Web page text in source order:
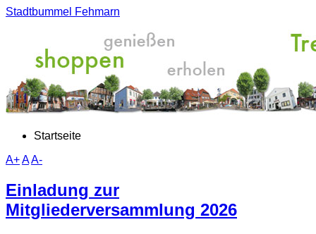
Stadtbummel Fehmarn
Startseite
A+AA-
Einladung zur
Mitgliederversammlung 2026